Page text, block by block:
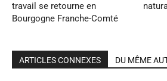
travail se retourne en
Bourgogne Franche-Comté
ARTICLES CONNEXES DU MÊME